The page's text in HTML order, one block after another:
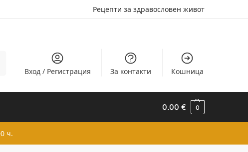
Рецепти за здравословен живот
Вход / Регистрация За контакти Кошница
0.00€ 0
ч.